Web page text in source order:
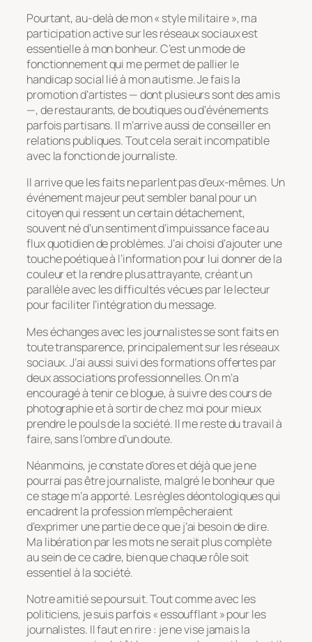
Pourtant, au-delà de mon « style militaire », ma
participation active sur les réseaux sociaux est
essentielle à mon bonheur. C’est un mode de
fonctionnement qui me permet de pallier le
handicap social lié à mon autisme. Je fais la
promotion d’artistes — dont plusieurs sont des amis
—, de restaurants, de boutiques ou d’événements
parfois partisans. Il m’arrive aussi de conseiller en
relations publiques. Tout cela serait incompatible
avec la fonction de journaliste.
Il arrive que les faits ne parlent pas d’eux-mêmes. Un
événement majeur peut sembler banal pour un
citoyen qui ressent un certain détachement,
souvent né d’un sentiment d’impuissance face au
flux quotidien de problèmes. J’ai choisi d’ajouter une
touche poétique à l’information pour lui donner de la
couleur et la rendre plus attrayante, créant un
parallèle avec les difficultés vécues par le lecteur
pour faciliter l’intégration du message.
Mes échanges avec les journalistes se sont faits en
toute transparence, principalement sur les réseaux
sociaux. J’ai aussi suivi des formations offertes par
deux associations professionnelles. On m’a
encouragé à tenir ce blogue, à suivre des cours de
photographie et à sortir de chez moi pour mieux
prendre le pouls de la société. Il me reste du travail à
faire, sans l’ombre d’un doute.
Néanmoins, je constate d’ores et déjà que je ne
pourrai pas être journaliste, malgré le bonheur que
ce stage m’a apporté. Les règles déontologiques qui
encadrent la profession m’empêcheraient
d’exprimer une partie de ce que j’ai besoin de dire.
Ma libération par les mots ne serait plus complète
au sein de ce cadre, bien que chaque rôle soit
essentiel à la société.
Notre amitié se poursuit. Tout comme avec les
politiciens, je suis parfois « essoufflant » pour les
journalistes. Il faut en rire : je ne vise jamais la